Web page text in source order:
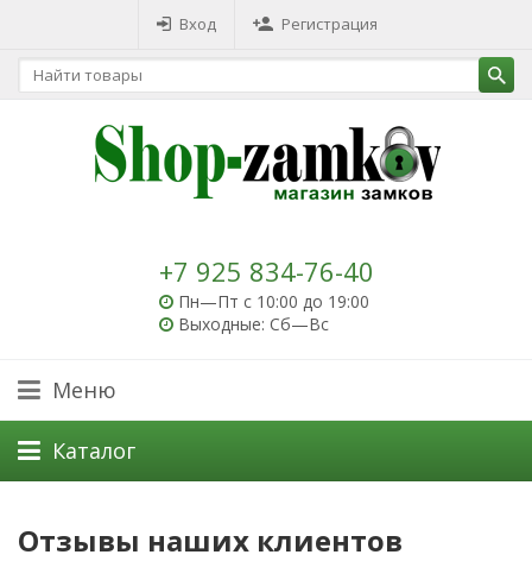
Вход Регистрация
+7 925 834-76-40
Пн—Пт с 10:00 до 19:00
Выходные: Сб—Вс
Меню
Каталог
Отзывы наших клиентов